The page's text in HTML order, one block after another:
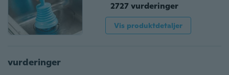
2727 vurderinger
Vis produktdetaljer
vurderinger